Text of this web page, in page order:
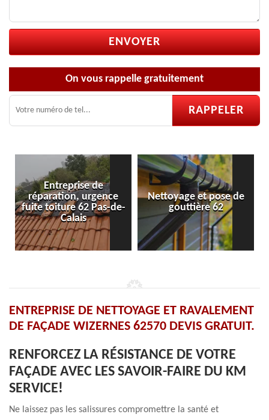
On vous rappelle gratuitement
Entreprise de
réparation, urgence
fuite toiture 62 Pas-de-
Calais
Nettoyage et pose de
gouttière 62
ENTREPRISE DE NETTOYAGE ET RAVALEMENT
DE FAÇADE WIZERNES 62570 DEVIS GRATUIT.
RENFORCEZ LA RÉSISTANCE DE VOTRE
FAÇADE AVEC LES SAVOIR-FAIRE DU KM
SERVICE!
Ne laissez pas les salissures compromettre la santé et